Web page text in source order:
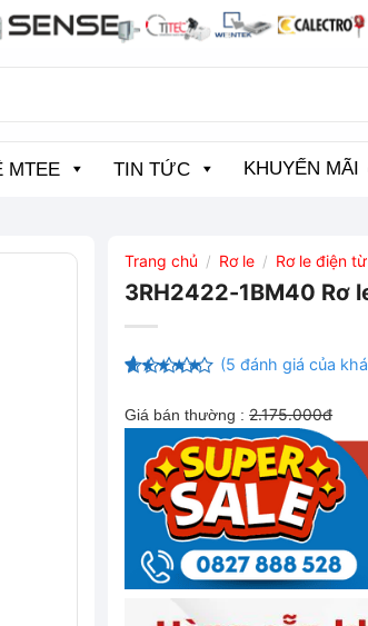
MTEE TIN TỨC KHUYẾN MÃI
Trang chủ / Rơ le / Rơ le điện
3RH2422-1BM40 Rơ
5 dựa
trênđánh
(5 đánh giá của
Giá bán thường :2.175.000đ